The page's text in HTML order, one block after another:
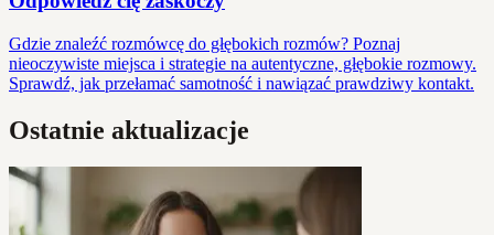
Gdzie znaleźć rozmówcę do głębokich rozmów? Poznaj
nieoczywiste miejsca i strategie na autentyczne, głębokie rozmowy.
Sprawdź, jak przełamać samotność i nawiązać prawdziwy kontakt.
Ostatnie aktualizacje